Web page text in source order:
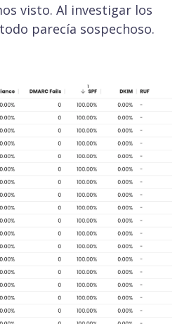
visto. Al investigar los
parecía sospechoso.